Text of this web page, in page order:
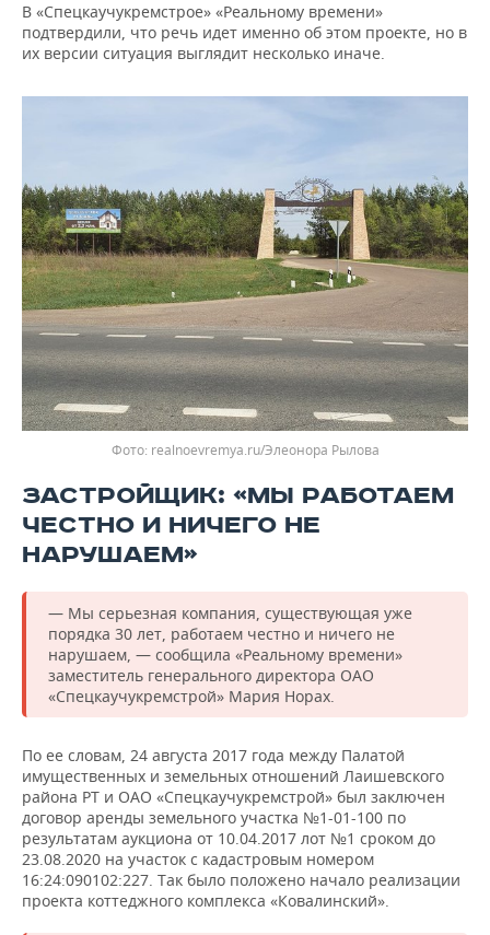
В «Спецкаучукремстрое» «Реальному времени»
подтвердили, что речь идет именно об этом проекте, но в
их версии ситуация выглядит несколько иначе.
realnoevremya.ru/Элеонора Рылова
ЗАСТРОЙЩИК: «МЫ РАБОТАЕМ
ЧЕСТНО И НИЧЕГО НЕ
НАРУШАЕМ»
— Мы серьезная компания, существующая уже
порядка 30 лет, работаем честно и ничего не
нарушаем, — сообщила «Реальному времени»
заместитель генерального директора ОАО
«Спецкаучукремстрой» Мария Норах.
По ее словам, 24 августа 2017 года между Палатой
имущественных и земельных отношений Лаишевского
района РТ и ОАО «Спецкаучукремстрой» был заключен
договор аренды земельного участка №1-01-100 по
результатам аукциона от 10.04.2017 лот №1 сроком до
23.08.2020 на участок с кадастровым номером
16:24:090102:227. Так было положено начало реализации
проекта коттеджного комплекса «Ковалинский».